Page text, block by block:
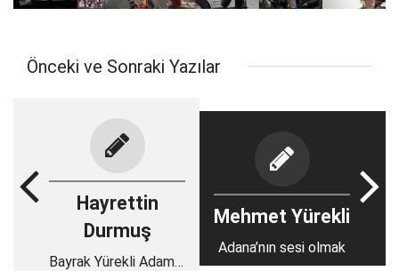
Önceki ve Sonraki Yazılar
Hayrettin
Durmuş
Bayrak Yürekli Adamın
Mehmet Yürekli
Adana’nın sesi olmak